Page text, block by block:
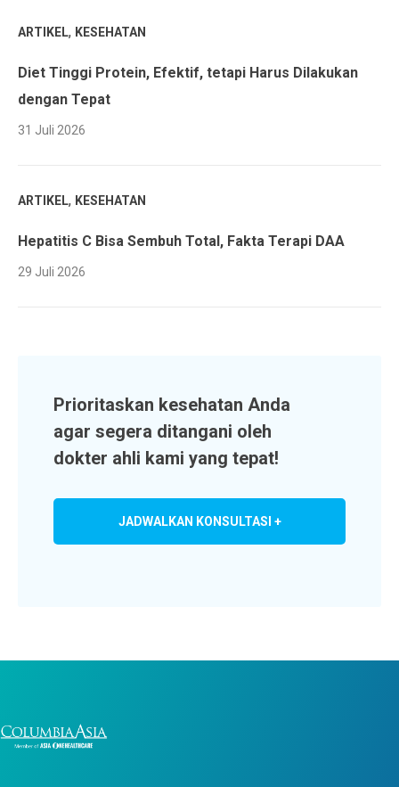
ARTIKEL, KESEHATAN
Diet Tinggi Protein, Efektif, tetapi Harus Dilakukan
dengan Tepat
31 Juli 2026
ARTIKEL, KESEHATAN
Hepatitis C Bisa Sembuh Total, Fakta Terapi DAA
29 Juli 2026
Prioritaskan kesehatan Anda
agar segera ditangani oleh
dokter ahli kami yang tepat!
JADWALKAN KONSULTASI +